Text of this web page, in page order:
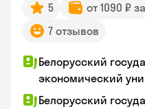
5 от 1090 ₽
7 отзывов
Белорусский
экономический
Белорусский